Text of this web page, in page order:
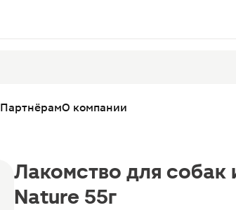
ПартнёрамО компании
Лакомство для собак
Nature 55г